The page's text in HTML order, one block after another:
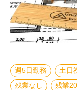
週5日勤務
土日
残業なし
残業